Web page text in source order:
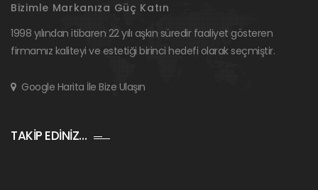
Bizimle Markanıza Güç Katın
1998 yılından itibaren 22 yılı aşkın süredir faaliyet gösteren
firmamız kaliteyi ve estetiği birinci hedefi olarak seçmiştir.
Google Harita İle Bize Ulaşın
TAKİP EDİNİZ…